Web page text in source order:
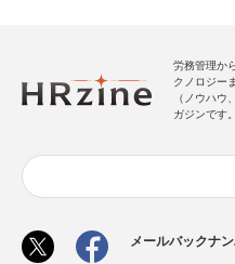
労務管理か
クノロジー
（ノウハ
ガジンです。
メールバックナ